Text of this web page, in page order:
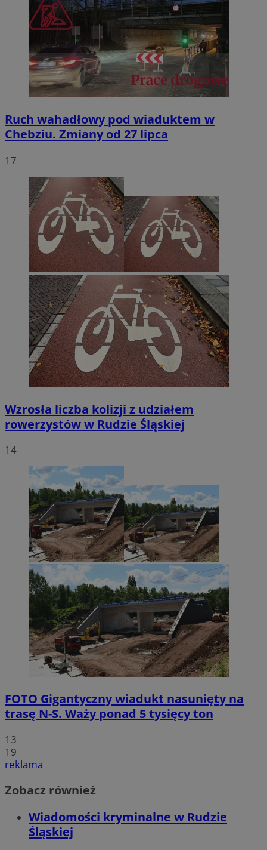
Ruch wahadłowy pod wiaduktem w
Chebziu. Zmiany od 27 lipca
17
Wzrosła liczba kolizji z udziałem
rowerzystów w Rudzie Śląskiej
14
FOTO Gigantyczny wiadukt nasunięty na
trasę N-S. Waży ponad 5 tysięcy ton
13
19
reklama
Zobacz również
Wiadomości kryminalne w Rudzie
Śląskiej